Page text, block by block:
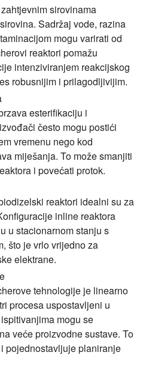
sirovinama
Sadržaj vode, razina
mogu varirati od
reaktori pomažu
intenziviranjem reakcijskog
robusnijim i prilagodljivijim.
esterifikaciju i
često mogu postići
vremenu nego kod
miješanja. To može smanjiti
i povećati protok.
reaktori idealni su za
inline reaktora
u stacionarnom stanju s
što je vrlo vrijedno za
elektrane.
tehnologije je linearno
procesa uspostavljeni u
mogu se
veće proizvodne sustave. To
pojednostavljuje planiranje